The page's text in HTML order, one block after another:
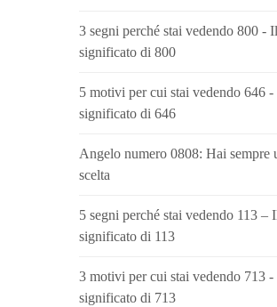
3 segni perché stai vedendo 800 - Il
significato di 800
5 motivi per cui stai vedendo 646 -
significato di 646
Angelo numero 0808: Hai sempre
scelta
5 segni perché stai vedendo 113 –
significato di 113
3 motivi per cui stai vedendo 713 -
significato di 713